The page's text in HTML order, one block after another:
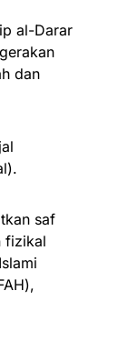
al-Darar
dan
saf
fizikal